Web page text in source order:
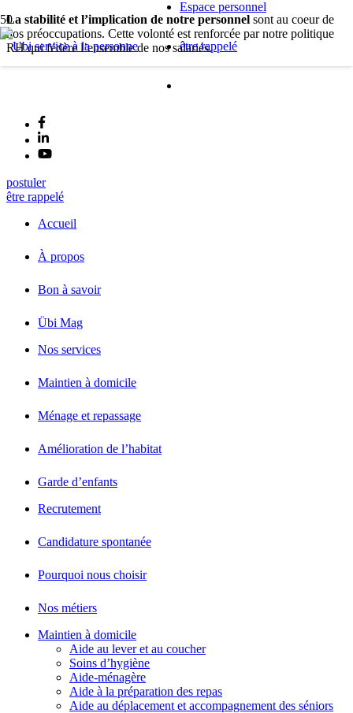
Espace personnel
être rappelé
La stabilité et l’implication de notre personnel sont au coeur de
nos préoccupations. Cette volonté est renforcée par notre politique
RH qui fédère l’ensemble de nos salariés.
postuler
être rappelé
Accueil
À propos
Bon à savoir
Übi Mag
Nos services
Maintien à domicile
Ménage et repassage
Amélioration de l’habitat
Garde d’enfants
Recrutement
Candidature spontanée
Pourquoi nous choisir
Nos métiers
Maintien à domicile
Aide au lever et au coucher
Soins d’hygiène
Aide-ménagère
Aide à la préparation des repas
Aide au déplacement et accompagnement des séniors